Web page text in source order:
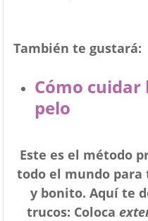
También te gustará:
Cómo cuidar
pelo
Este es el método
todo el mundo para
y bonito. Aquí te
trucos: Coloca